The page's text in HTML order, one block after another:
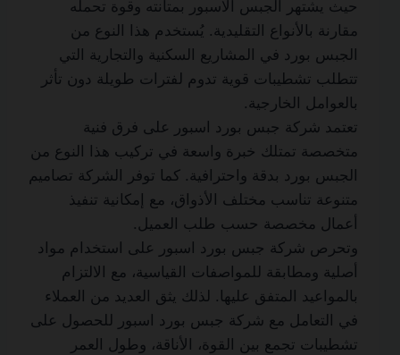
حيث يشتهر الجبس الاسبور بمتانته وقوة تحمله
مقارنة بالأنواع التقليدية. يُستخدم هذا النوع من
الجبس بورد في المشاريع السكنية والتجارية التي
تتطلب تشطيبات قوية تدوم لفترات طويلة دون تأثر
بالعوامل الخارجية.
تعتمد شركة جبس بورد اسبور على فرق فنية
متخصصة تمتلك خبرة واسعة في تركيب هذا النوع من
الجبس بورد بدقة واحترافية. كما توفر الشركة تصاميم
متنوعة تناسب مختلف الأذواق، مع إمكانية تنفيذ
أعمال مخصصة حسب طلب العميل.
وتحرص شركة جبس بورد اسبور على استخدام مواد
أصلية ومطابقة للمواصفات القياسية، مع الالتزام
بالمواعيد المتفق عليها. لذلك يثق العديد من العملاء
في التعامل مع شركة جبس بورد اسبور للحصول على
تشطيبات تجمع بين القوة، الأناقة، وطول العمر